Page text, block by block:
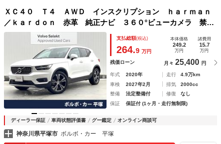
ＸＣ４０ Ｔ４ ＡＷＤ インスクリプション ｈａｒｍａｎ
／ｋａｒｄｏｎ 赤革 純正ナビ ３６０°ビューカメラ 禁煙
車 メモリー機能付きパワーシート シートヒーター Ｂｌｕ
ｅｔｏｏｔｈ パワーテールゲート ＥＴＣ 純正１９インチ
アルミホイール
支払総額(税込)
264.9 万円
本体価格
249.2
万円
諸費用
15.7
万円
残価ローン 月々 25,400 円
年式 2020年 走行
4.9万km
車検
2027年2月 排気
2000cc
整備
法定整備付 修復
なし
保証
保証付 (1ヶ月・走行無制限)
ディーラー保証 車両状態評価書 グー鑑定 オンライン商談可
神奈川県平塚市 ボルボ・カー 平塚